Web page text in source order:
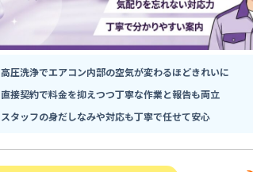
高圧洗浄でエアコン内部の空気が変わるほどきれいに
直接契約で料金を抑えつつ丁寧な作業と報告も両立
スタッフの身だしなみや対応も丁寧で任せて安心